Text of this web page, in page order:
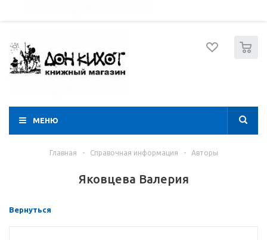
МЕНЮ
Главная - Справочная информация - Авторы
Яковцева Валерия
Вернуться